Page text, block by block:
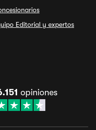
Editorial y expertos
opiniones